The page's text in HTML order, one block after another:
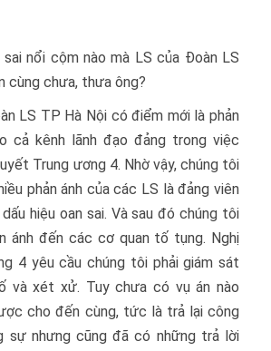
nổi cộm nào mà LS của Đoàn LS
cùng chưa, thưa ông?
LS TP Hà Nội có điểm mới là phản
cả kênh lãnh đạo đảng trong việc
Trung ương 4. Nhờ vậy, chúng tôi
phản ánh của các LS là đảng viên
hiệu oan sai. Và sau đó chúng tôi
ánh đến các cơ quan tố tụng. Nghị
4 yêu cầu chúng tôi phải giám sát
và xét xử. Tuy chưa có vụ án nào
cho đến cùng, tức là trả lại công
sự nhưng cũng đã có những trả lời